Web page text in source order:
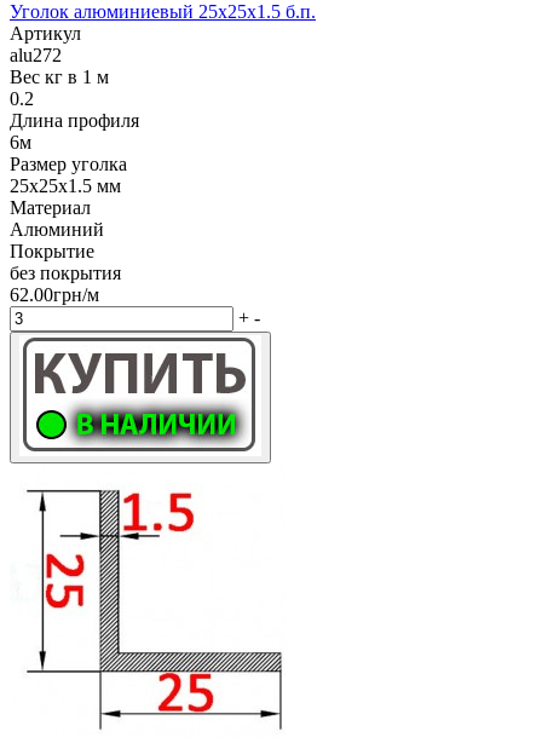
Уголок алюминиевый 25х25х1.5 б.п.
Артикул
alu272
Вес кг в 1 м
0.2
Длина профиля
6м
Размер уголка
25х25х1.5 мм
Материал
Алюминий
Покрытие
без покрытия
62.00грн/м
+ -